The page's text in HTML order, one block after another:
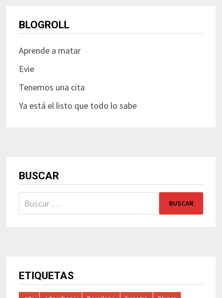
BLOGROLL
Aprende a matar
Evie
Tenemos una cita
Ya está el listo que todo lo sabe
BUSCAR
Buscar:
ETIQUETAS